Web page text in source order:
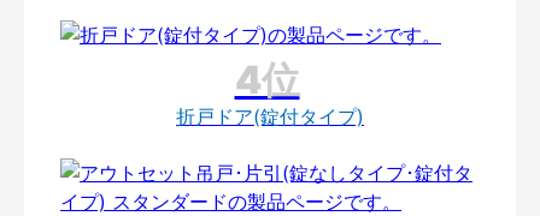
折戸ドア(錠付タイプ)